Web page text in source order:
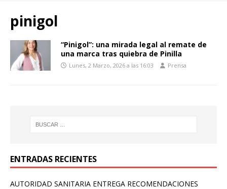
pinigol
“Pinigol”: una mirada legal al remate de
una marca tras quiebra de Pinilla
Lunes, 2 Marzo, 2026 a las 16:03 Prensa
ENTRADAS RECIENTES
AUTORIDAD SANITARIA ENTREGA RECOMENDACIONES